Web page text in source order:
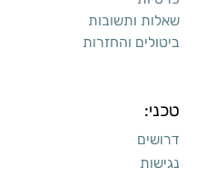
שאלות ותשובות
ביטולים והחזרות
טכני:
דרושים
נגישות